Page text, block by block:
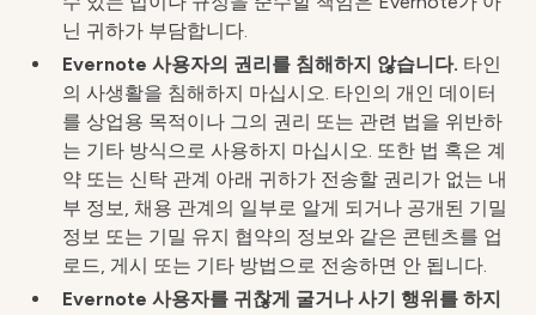
닌 귀하가 부담합니다.
Evernote 사용자의 권리를 침해하지 않습니다. 타인
의 사생활을 침해하지 마십시오. 타인의 개인 데이터
를 상업용 목적이나 그의 권리 또는 관련 법을 위반하
는 기타 방식으로 사용하지 마십시오. 또한 법 혹은 계
약 또는 신탁 관계 아래 귀하가 전송할 권리가 없는 내
부 정보, 채용 관계의 일부로 알게 되거나 공개된 기밀
정보 또는 기밀 유지 협약의 정보와 같은 콘텐츠를 업
로드, 게시 또는 기타 방법으로 전송하면 안 됩니다.
Evernote 사용자를 귀찮게 굴거나 사기 행위를 하지